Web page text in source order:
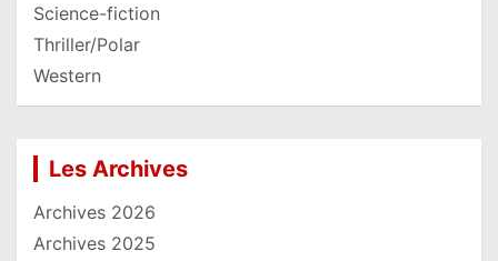
Science-fiction
Thriller/Polar
Western
Les Archives
Archives 2026
Archives 2025